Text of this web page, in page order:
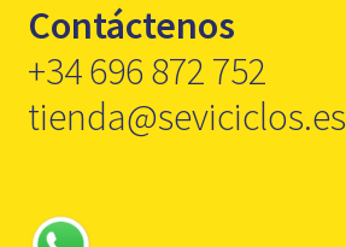
Contáctenos
+34 696 872 752
tienda@seviciclos.es